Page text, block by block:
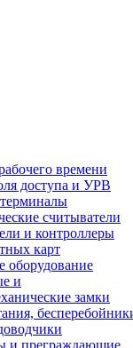
времени
доступа и УРВ
считыватели
и контроллеры
карт
оборудование
и
замки
и преграждающие